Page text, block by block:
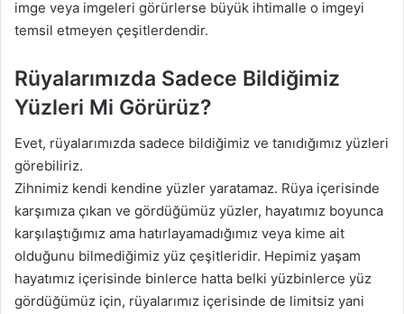
imge veya imgeleri görürlerse büyük ihtimalle o imgeyi
temsil etmeyen çeşitlerdendir.
Rüyalarımızda Sadece Bildiğimiz
Yüzleri Mi Görürüz?
Evet, rüyalarımızda sadece bildiğimiz ve tanıdığımız yüzleri
görebiliriz.
Zihnimiz kendi kendine yüzler yaratamaz. Rüya içerisinde
karşımıza çıkan ve gördüğümüz yüzler, hayatımız boyunca
karşılaştığımız ama hatırlayamadığımız veya kime ait
olduğunu bilmediğimiz yüz çeşitleridir. Hepimiz yaşam
hayatımız içerisinde binlerce hatta belki yüzbinlerce yüz
gördüğümüz için, rüyalarımız içerisinde de limitsiz yani